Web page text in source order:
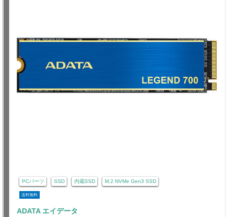
PCパーツ SSD 内蔵SSD M.2 NVMe Gen3 SSD
送料無料
ADATA エイデータ